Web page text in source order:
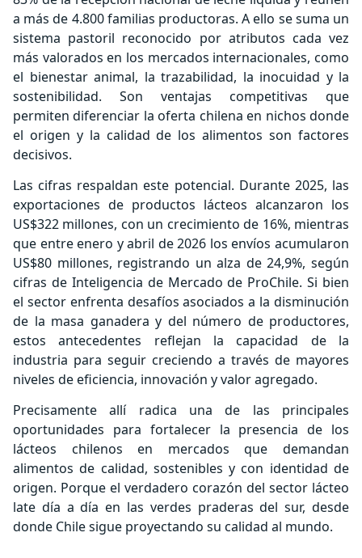
a más de 4.800 familias productoras. A ello se suma un
sistema pastoril reconocido por atributos cada vez
más valorados en los mercados internacionales, como
el bienestar animal, la trazabilidad, la inocuidad y la
sostenibilidad. Son ventajas competitivas que
permiten diferenciar la oferta chilena en nichos donde
el origen y la calidad de los alimentos son factores
decisivos.
Las cifras respaldan este potencial. Durante 2025, las
exportaciones de productos lácteos alcanzaron los
US$322 millones, con un crecimiento de 16%, mientras
que entre enero y abril de 2026 los envíos acumularon
US$80 millones, registrando un alza de 24,9%, según
cifras de Inteligencia de Mercado de ProChile. Si bien
el sector enfrenta desafíos asociados a la disminución
de la masa ganadera y del número de productores,
estos antecedentes reflejan la capacidad de la
industria para seguir creciendo a través de mayores
niveles de eficiencia, innovación y valor agregado.
Precisamente allí radica una de las principales
oportunidades para fortalecer la presencia de los
lácteos chilenos en mercados que demandan
alimentos de calidad, sostenibles y con identidad de
origen. Porque el verdadero corazón del sector lácteo
late día a día en las verdes praderas del sur, desde
donde Chile sigue proyectando su calidad al mundo.